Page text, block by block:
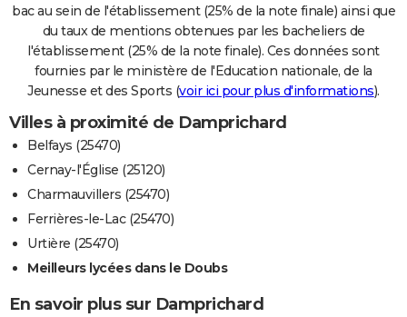
bac au sein de l'établissement (25% de la note finale) ainsi que
du taux de mentions obtenues par les bacheliers de
l'établissement (25% de la note finale). Ces données sont
fournies par le ministère de l'Education nationale, de la
Jeunesse et des Sports (voir ici pour plus d'informations).
Villes à proximité de Damprichard
Belfays (25470)
Cernay-l'Église (25120)
Charmauvillers (25470)
Ferrières-le-Lac (25470)
Urtière (25470)
Meilleurs lycées dans le Doubs
En savoir plus sur Damprichard